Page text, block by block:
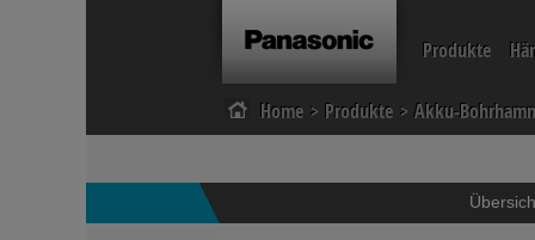
Produkte
Akku-Bohrschrauber Akku-
Home Produkte Akku-